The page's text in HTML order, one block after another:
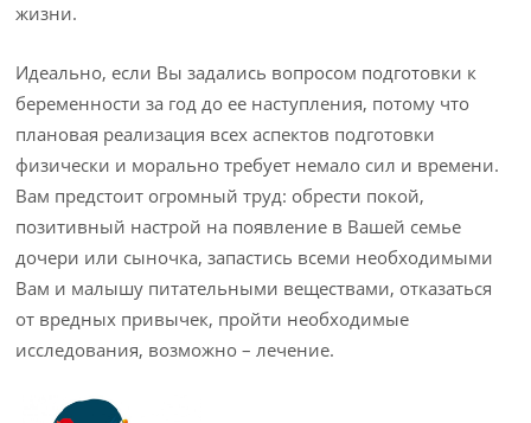
жизни.
Идеально, если Вы задались вопросом подготовки к
беременности за год до ее наступления, потому что
плановая реализация всех аспектов подготовки
физически и морально требует немало сил и времени.
Вам предстоит огромный труд: обрести покой,
позитивный настрой на появление в Вашей семье
дочери или сыночка, запастись всеми необходимыми
Вам и малышу питательными веществами, отказаться
от вредных привычек, пройти необходимые
исследования, возможно – лечение.